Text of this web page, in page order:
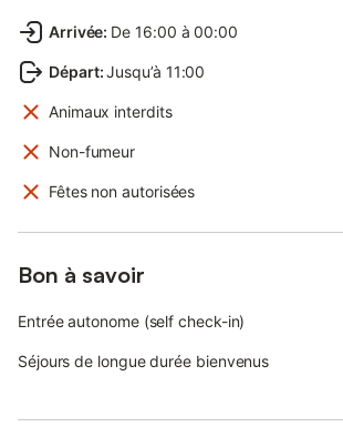
Arrivée: De 16:00 à 00:00
Départ:Jusqu’à 11:00
Animaux interdits
Non-fumeur
Fêtes non autorisées
Bon à savoir
Entrée autonome (self check-in)
Séjours de longue durée bienvenus